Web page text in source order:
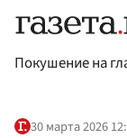
Покушение на
30 марта 2026